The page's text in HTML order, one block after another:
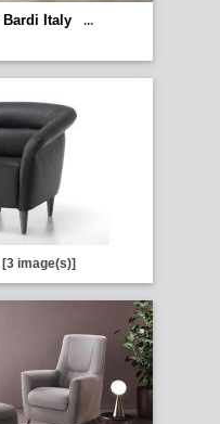
Bardi Italy
...
[3 image(s)]